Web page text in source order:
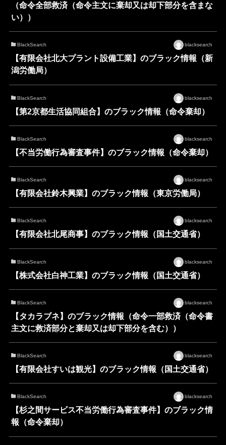
（命令全部救済（命令主文に棄却又は却下部分を含まな
い））
BlackSearch blacksearch
【有限会社北大プラント設備工業】のブラック情報（新
潟労働局）
BlackSearch blacksearch
【第2京都生活協同組合】のブラック情報（命令棄却）
BlackSearch blacksearch
【不当労働行為審査事件】のブラック情報（命令棄却）
BlackSearch blacksearch
【有限会社鈴木興業】のブラック情報（東京労働局）
BlackSearch blacksearch
【有限会社北尾商事】のブラック情報（国土交通省）
BlackSearch blacksearch
【株式会社白神工業】のブラック情報（国土交通省）
BlackSearch blacksearch
【タカラブネ】のブラック情報（命令一部救済（命令書
主文に救済部分と棄却又は却下部分を含む））
BlackSearch blacksearch
【有限会社すいは観光】のブラック情報（国土交通省）
BlackSearch blacksearch
【杉之間サービス不当労働行為審査事件】のブラック情
報（命令棄却）